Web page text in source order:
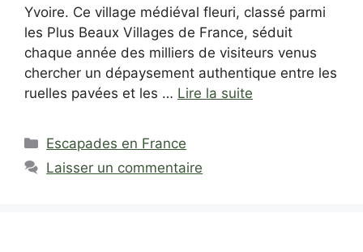
Yvoire. Ce village médiéval fleuri, classé parmi
les Plus Beaux Villages de France, séduit
chaque année des milliers de visiteurs venus
chercher un dépaysement authentique entre les
ruelles pavées et les … Lire la suite
Catégories
Escapades en France
Laisser un commentaire